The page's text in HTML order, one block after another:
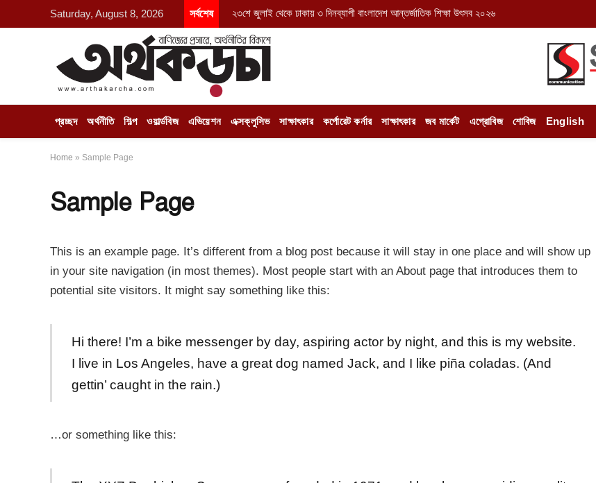
Saturday, August 8, 2026 সর্বশেষ ২৩শে জুলাই থেকে ঢাকায় ৩ দিনব্যাপী বাংলাদেশ আন্তর্জাতিক শিক্ষা উৎসব ২০২৬
প্রচ্ছদ অর্থনীতি শিল্প ওয়ার্ল্ডবিজ এভিয়েশন এক্সক্লুসিভ সাক্ষাৎকার কর্পোরেট কর্নার সাক্ষাৎকার জব মার্কেট এগ্রোবিজ শোবিজ English
Home » Sample Page
Sample Page
This is an example page. It’s different from a blog post because it will stay in one place and will show up
in your site navigation (in most themes). Most people start with an About page that introduces them to
potential site visitors. It might say something like this:
Hi there! I’m a bike messenger by day, aspiring actor by night, and this is my website.
I live in Los Angeles, have a great dog named Jack, and I like piña coladas. (And
gettin’ caught in the rain.)
…or something like this: